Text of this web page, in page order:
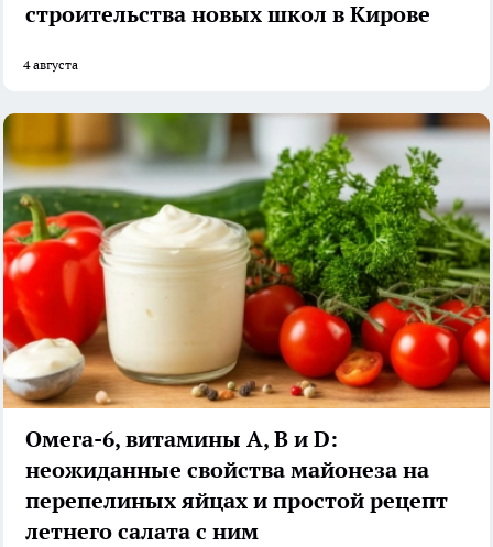
строительства новых школ в Кирове
4 августа
Омега-6, витамины А, В и D:
неожиданные свойства майонеза на
перепелиных яйцах и простой рецепт
летнего салата с ним